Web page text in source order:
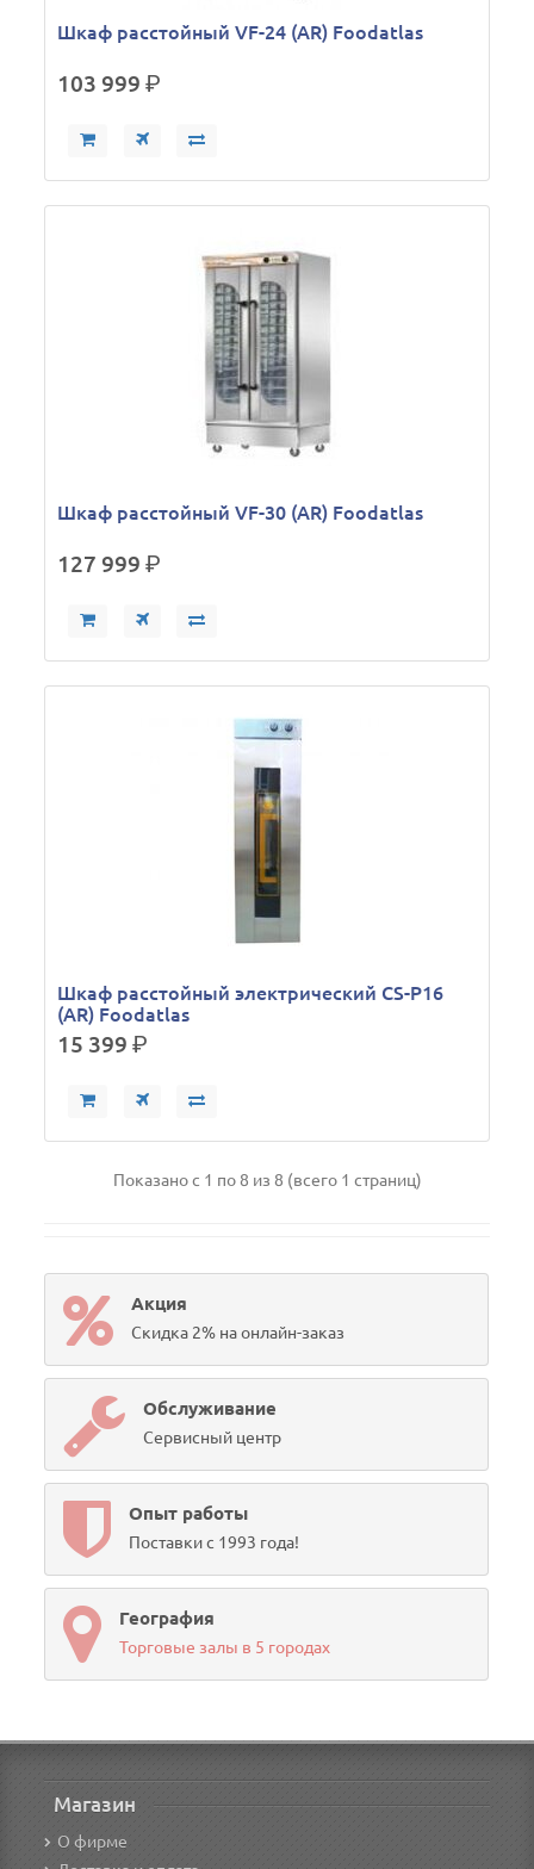
Шкаф расстойный VF-24 (AR) Foodatlas
103 999р.
Шкаф расстойный VF-30 (AR) Foodatlas
127 999р.
Шкаф расстойный электрический CS-P16
(AR) Foodatlas
15 399р.
Показано с 1 по 8 из 8 (всего 1 страниц)
Акция
Скидка 2% на онлайн-заказ
Обслуживание
Сервисный центр
Опыт работы
Поставки с 1993 года!
География
Торговые залы в 5 городах
Магазин
О фирме